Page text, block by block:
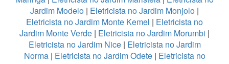
Jardim Modelo | Eletricista no Jardim Monjolo |
Eletricista no Jardim Monte Kemel | Eletricista no
Jardim Monte Verde | Eletricista no Jardim Morumbi |
Eletricista no Jardim Nice| Eletricista no Jardim
Norma| Eletricista no Jardim Odete| Eletricista no